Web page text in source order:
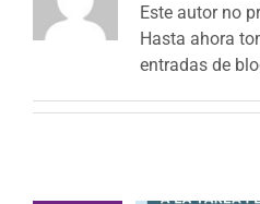
Este autor no
Hasta ahora
entradas de